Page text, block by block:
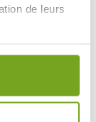
de leurs
pendant une